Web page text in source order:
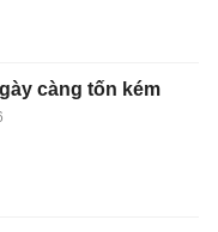
càng tốn kém